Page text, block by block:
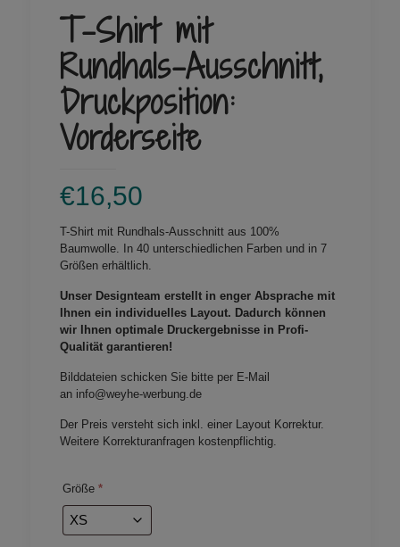
T-Shirt mit
Rundhals-Ausschnitt,
Druckposition:
Vorderseite
€16,50
T-Shirt mit Rundhals-Ausschnitt aus 100%
Baumwolle. In 40 unterschiedlichen Farben und in 7
Größen erhältlich.
Unser Designteam erstellt in enger Absprache mit
Ihnen ein individuelles Layout. Dadurch können
wir Ihnen optimale Druckergebnisse in Profi-
Qualität garantieren!
Bilddateien schicken Sie bitte per E-Mail
an info@weyhe-werbung.de
Der Preis versteht sich inkl. einer Layout Korrektur.
Weitere Korrekturanfragen kostenpflichtig.
Größe *